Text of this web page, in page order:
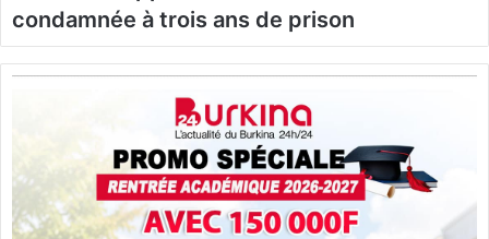
condamnée à trois ans de prison